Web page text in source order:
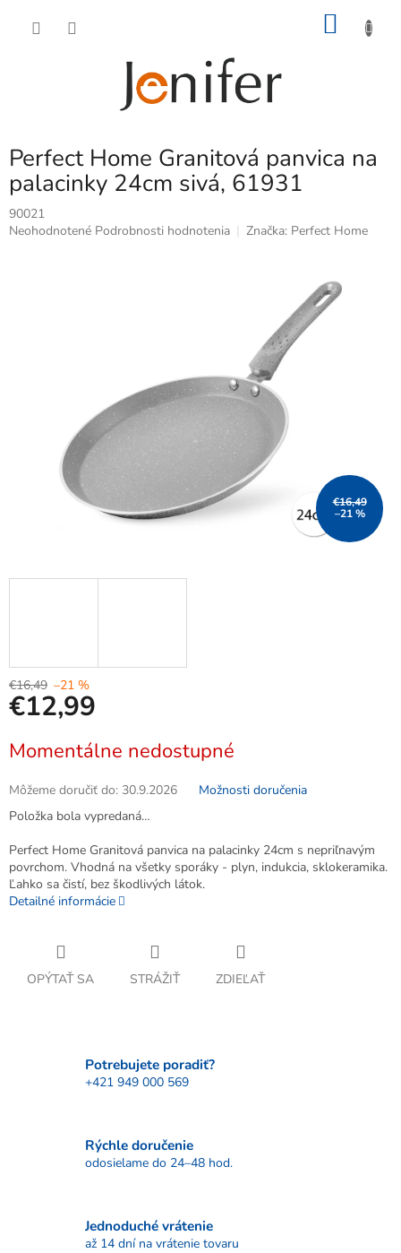
Perfect Home Granitová panvica na
palacinky 24cm sivá, 61931
90021
Priemerné
Neohodnotené Podrobnosti hodnotenia Značka: Perfect Home
€16,49
–21 %
€16,49 –21 %
€12,99
cena:
Momentálne nedostupné
Môžeme doručiť do: 30.9.2026
Možnosti doručenia
Položka bola vypredaná…
Perfect Home Granitová panvica na palacinky 24cm s nepriľnavým
povrchom. Vhodná na všetky sporáky - plyn, indukcia, sklokeramika.
Ľahko sa čistí, bez škodlivých látok.
Detailné informácie
OPÝTAŤ SA STRÁŽIŤ ZDIEĽAŤ
Potrebujete poradiť?
+421 949 000 569
Rýchle doručenie
odosielame do 24–48 hod.
Jednoduché vrátenie
až 14 dní na vrátenie tovaru